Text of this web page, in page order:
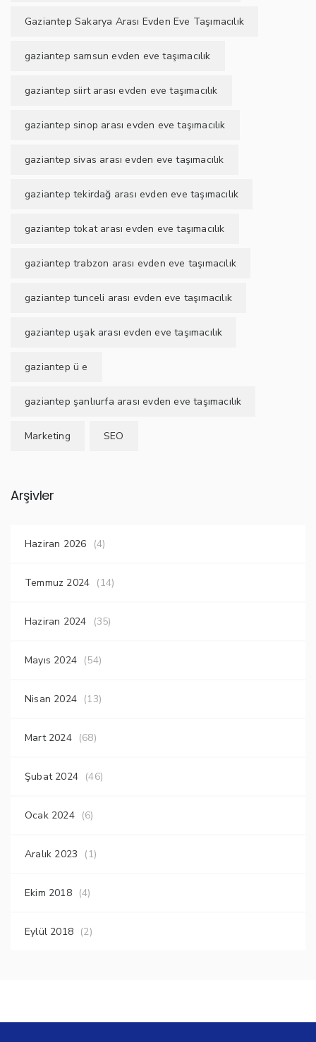
Gaziantep Sakarya Arası Evden Eve Taşımacılık
gaziantep samsun evden eve taşımacılık
gaziantep siirt arası evden eve taşımacılık
gaziantep sinop arası evden eve taşımacılık
gaziantep sivas arası evden eve taşımacılık
gaziantep tekirdağ arası evden eve taşımacılık
gaziantep tokat arası evden eve taşımacılık
gaziantep trabzon arası evden eve taşımacılık
gaziantep tunceli arası evden eve taşımacılık
gaziantep uşak arası evden eve taşımacılık
gaziantep ü e
gaziantep şanlıurfa arası evden eve taşımacılık
Marketing SEO
Arşivler
Haziran 2026 (4)
Temmuz 2024 (14)
Haziran 2024 (35)
Mayıs 2024 (54)
Nisan 2024 (13)
Mart 2024 (68)
Şubat 2024 (46)
Ocak 2024 (6)
Aralık 2023 (1)
Ekim 2018 (4)
Eylül 2018 (2)